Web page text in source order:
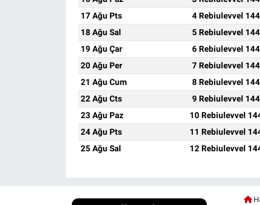
17 Ağu Pts
4 Rebiulevvel
18 Ağu Sal
5 Rebiulevvel
19 Ağu Çar
6 Rebiulevvel
20 Ağu Per
7 Rebiulevvel
21 Ağu Cum
8 Rebiulevvel
22 Ağu Cts
9 Rebiulevvel
23 Ağu Paz
10 Rebiulevvel
24 Ağu Pts
11 Rebiulevvel
25 Ağu Sal
12 Rebiulevvel